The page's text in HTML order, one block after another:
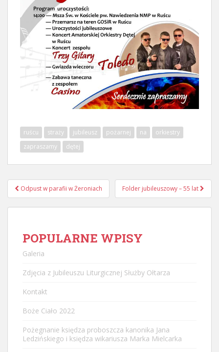
ruścu straży jubileusz pożarnej na
orkiestry
zapraszamy
dętej
Nawigacja
postu
Odpust w parafii w Żeroniach Folder jubileuszowy – 55 lat
POPULARNE WPISY
Galeria
Zdjęcia z Jubileuszu Liturgicznej Służby Ołtarza
Kontakt
Boże Ciało 2022
Pożegnanie księdza proboszcza kanonika Jana
Ledzińskiego i księdza wikariusza Marka Mielcarka